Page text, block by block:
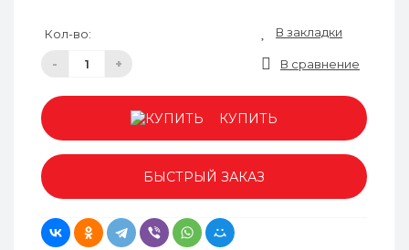
Кол-во:
- +
В закладки
В сравнение
КУПИТЬ
БЫСТРЫЙ ЗАКАЗ